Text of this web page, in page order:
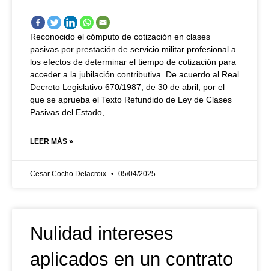
Reconocido el cómputo de cotización en clases
pasivas por prestación de servicio militar profesional a
los efectos de determinar el tiempo de cotización para
acceder a la jubilación contributiva. De acuerdo al Real
Decreto Legislativo 670/1987, de 30 de abril, por el
que se aprueba el Texto Refundido de Ley de Clases
Pasivas del Estado,
LEER MÁS »
Cesar Cocho Delacroix 05/04/2025
Nulidad intereses
aplicados en un contrato